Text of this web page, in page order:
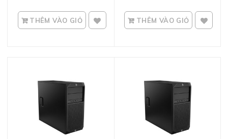
THÊM VÀO GIỎ THÊM VÀO GIỎ